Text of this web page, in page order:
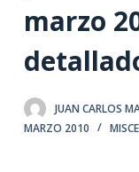
n
e
marzo
JUAN CARLOS
MARZO 2010